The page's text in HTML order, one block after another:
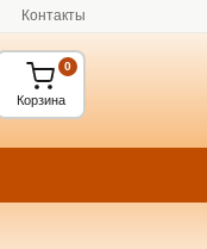
Контакты
Корзина
0